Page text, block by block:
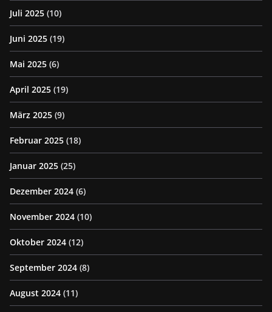
Juli 2025 (10)
Juni 2025 (19)
Mai 2025 (6)
April 2025 (19)
März 2025 (9)
Februar 2025 (18)
Januar 2025 (25)
Dezember 2024 (6)
November 2024 (10)
Oktober 2024 (12)
September 2024 (8)
August 2024 (11)